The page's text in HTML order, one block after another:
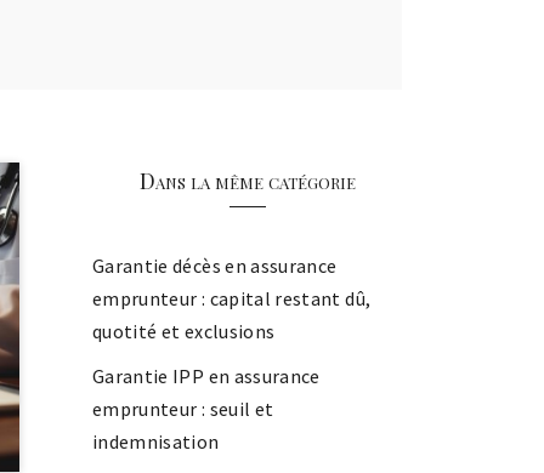
Dans la même catégorie
Garantie décès en assurance
emprunteur : capital restant dû,
quotité et exclusions
Garantie IPP en assurance
emprunteur : seuil et
indemnisation